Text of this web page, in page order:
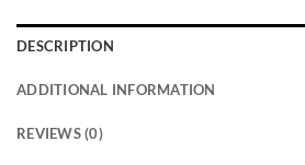
DESCRIPTION
ADDITIONAL INFORMATION
REVIEWS (0)